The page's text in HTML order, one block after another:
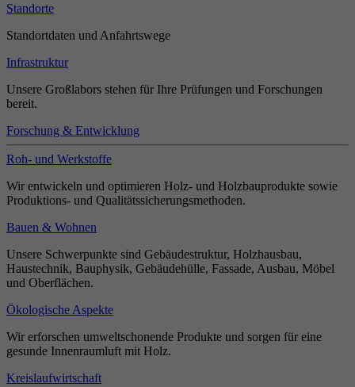
Standorte
Standortdaten und Anfahrtswege
Infrastruktur
Unsere Großlabors stehen für Ihre Prüfungen und Forschungen
bereit.
Forschung & Entwicklung
Roh- und Werkstoffe
Wir entwickeln und optimieren Holz- und Holzbauprodukte sowie
Produktions- und Qualitätssicherungsmethoden.
Bauen & Wohnen
Unsere Schwerpunkte sind Gebäudestruktur, Holzhausbau,
Haustechnik, Bauphysik, Gebäudehülle, Fassade, Ausbau, Möbel
und Oberflächen.
Ökologische Aspekte
Wir erforschen umweltschonende Produkte und sorgen für eine
gesunde Innenraumluft mit Holz.
Kreislaufwirtschaft